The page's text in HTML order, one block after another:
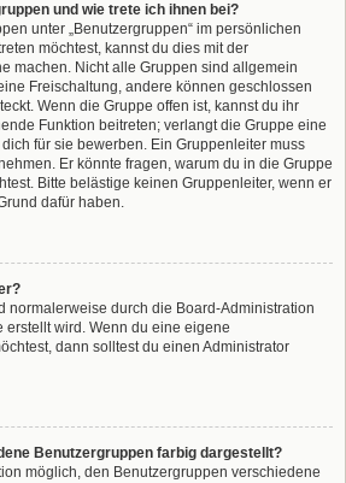
und wie trete ich ihnen bei?
unter „Benutzergruppen“ im persönlichen
möchtest, kannst du dies mit der
machen. Nicht alle Gruppen sind allgemein
Freischaltung, andere können geschlossen
Wenn die Gruppe offen ist, kannst du ihr
Funktion beitreten; verlangt die Gruppe eine
für sie bewerben. Ein Gruppenleiter muss
Er könnte fragen, warum du in die Gruppe
Bitte belästige keinen Gruppenleiter, wenn er
dafür haben.
normalerweise durch die Board-Administration
erstellt wird. Wenn du eine eigene
dann solltest du einen Administrator
Benutzergruppen farbig dargestellt?
möglich, den Benutzergruppen verschiedene